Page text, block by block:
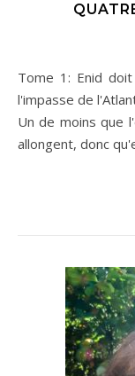
Tome 1: Enid doit faire dix-sept pas de l'abribus jusqu'à
l'impasse de
Un de moins que
allongent, donc